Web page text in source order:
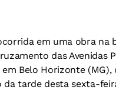
em uma obra na
das Avenidas
Belo Horizonte (MG),
tarde desta sexta-